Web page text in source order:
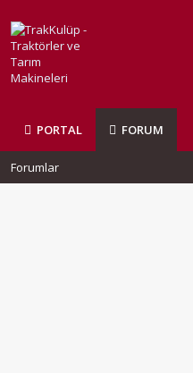
PORTAL FORUM
Forumlar